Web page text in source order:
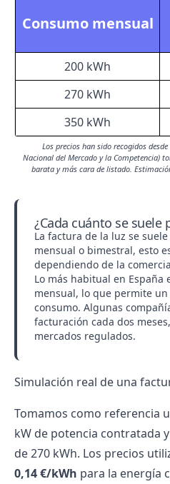
Consumo mensual
200 kWh
270 kWh
350 kWh
Los precios han sido recogidos
Nacional del Mercado y la Competencia)
barata y más cara de listado.
¿Cada cuánto se suele
La factura de la luz se
mensual o bimestral, esto
dependiendo de la
Lo más habitual en España
mensual, lo que permite
consumo. Algunas
facturación cada dos
mercados regulados.
Simulación real de una
Tomamos como referencia
kW de potencia contratada
de 270 kWh. Los precios
0,14 €/kWh para la energía